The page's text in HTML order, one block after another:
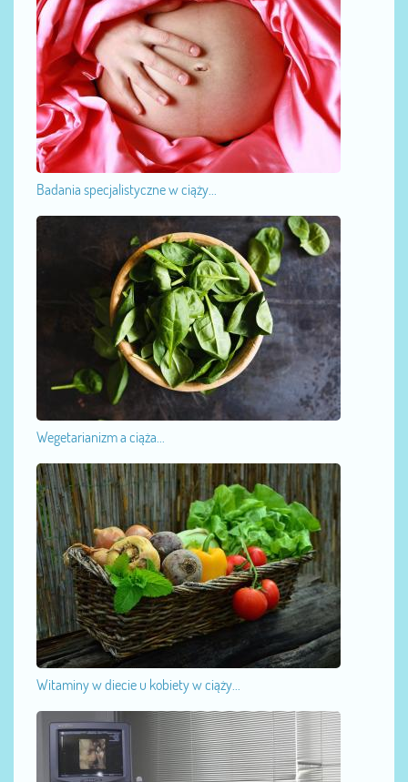
Badania specjalistyczne w ciąży...
Wegetarianizm a ciąża...
Witaminy w diecie u kobiety w ciąży...